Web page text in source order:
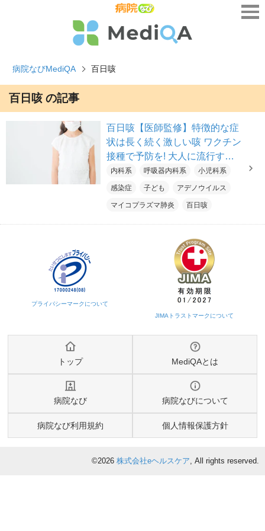
病院なびMediQA 百日咳
百日咳 の記事
百日咳【医師監修】特徴的な症
状は長く続く激しい咳 ワクチン
接種で予防を! 大人に流行する
ことも
内科系 呼吸器内科系 小児科系
感染症 子ども アデノウイルス
マイコプラズマ肺炎 百日咳
トップ MediQAとは
病院なび 病院なびについて
病院なび利用規約 個人情報保護方針
©2026 株式会社eヘルスケア, All rights reserved.